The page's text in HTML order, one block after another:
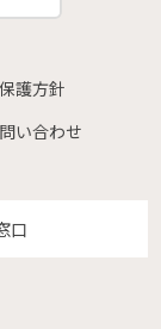
護方針
い合わせ
口